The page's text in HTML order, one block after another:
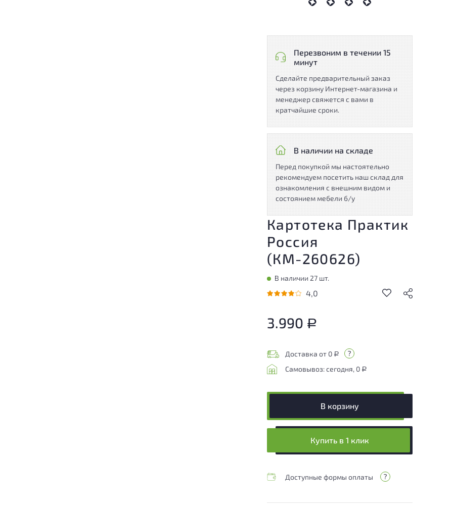
Перезвоним в течении 15
минут
Сделайте предварительный заказ
через корзину Интернет-магазина и
менеджер свяжется с вами в
кратчайшие сроки.
В наличии на складе
Перед покупкой мы настоятельно
рекомендуем посетить наш склад для
ознакомления с внешним видом и
состоянием мебели б/у
Картотека Практик
Россия
(КМ-260626)
В наличии 27 шт.
4,0
3.990 Р
Доставка от 0 Р
Самовывоз: сегодня, 0 Р
В корзину
Купить в 1 клик
Доступные формы оплаты